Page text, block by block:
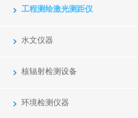
工程测绘激光测距仪
水文仪器
核辐射检测设备
环境检测仪器